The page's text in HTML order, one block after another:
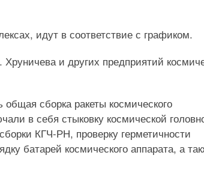
идут в соответствие с графиком.
и других предприятий
сборка ракеты космического
в себя стыковку космической
КГЧ-РН, проверку герметичности
батарей космического аппарата, а